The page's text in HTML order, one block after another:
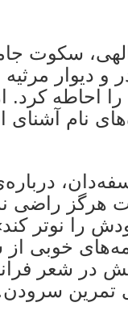
الهی، سکوت
و دیوار
احاطه کرد.
نام
هرگز
را نوتر
خوبی از
شعر